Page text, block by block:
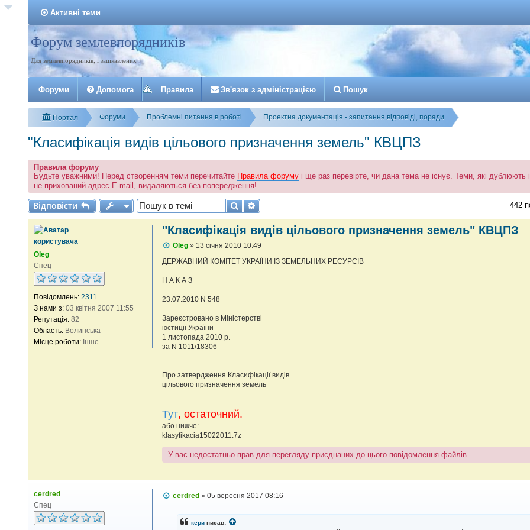
Активні теми
Реєстрація
Форум землевпорядників
Для землевпорядників, і зацікавлених
Форуми Допомога Правила Зв'язок з адміністрацією Пошук
Портал Форуми Проблемні питання в роботі Проектна документація - запитання,відповіді, поради
"Класифікація видів цільового призначення земель" КВЦПЗ
Правила форуму
Будьте уважними! Перед створенням теми перечитайте Правила форуму і ще раз перевірте, чи дана тема не існує. Теми, які
не прихований адрес E-mail, видаляються без попередження!
Відповісти
Відповісти ПошукРозширений пошук 442
Oleg
Спец
Повідомлень: 2311
З нами з: 03 квітня 2007 11:55
Репутація: 82
Область: Волинська
Місце роботи: Інше
"Класифікація видів цільового призначення земель" КВЦПЗ
П
в
д
м
л
н
н
я
Oleg » 13 січня 2010 10:49
ДЕРЖАВНИЙ КОМІТЕТ УКРАЇНИ ІЗ ЗЕМЕЛЬНИХ РЕСУРСІВ
Н А К А З
23.07.2010 N 548
Зареєстровано в Міністерстві
юстиції України
1 листопада 2010 р.
за N 1011/18306
Про затвердження Класифікації видів
цільового призначення земель
Тут, остаточний.
або нижче:
klasyfikacia15022011.7z
У вас недостатньо прав для перегляду приєднаних до цього повідомлення файлів.
cerdred
Спец
П
cerdred »05 вересня 2017 08:16
кери писав: